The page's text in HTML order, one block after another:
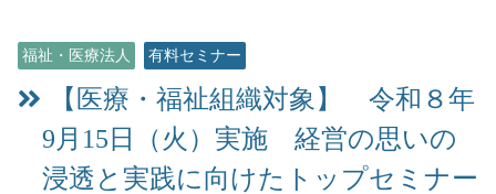
福祉・医療法人 有料セミナー
【医療・福祉組織対象】 令和８年
9月15日（火）実施 経営の思いの
浸透と実践に向けたトップセミナー